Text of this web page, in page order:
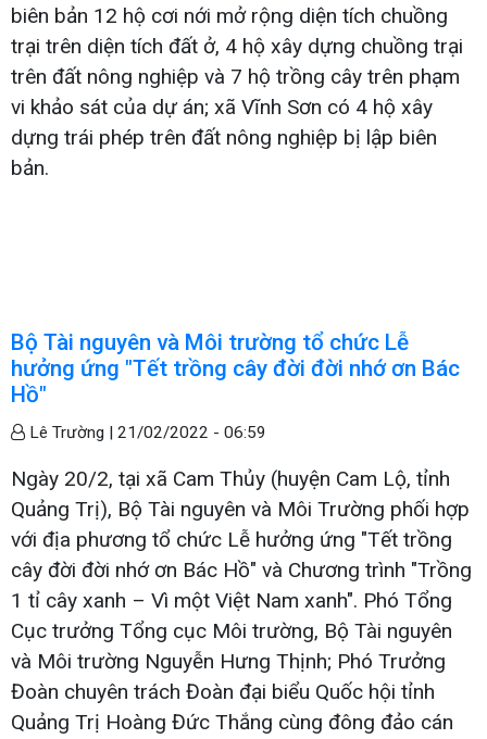
biên bản 12 hộ cơi nới mở rộng diện tích chuồng
trại trên diện tích đất ở, 4 hộ xây dựng chuồng trại
trên đất nông nghiệp và 7 hộ trồng cây trên phạm
vi khảo sát của dự án; xã Vĩnh Sơn có 4 hộ xây
dựng trái phép trên đất nông nghiệp bị lập biên
bản.
Bộ Tài nguyên và Môi trường tổ chức Lễ
hưởng ứng "Tết trồng cây đời đời nhớ ơn Bác
Hồ"
Lê Trường | 21/02/2022 - 06:59
Ngày 20/2, tại xã Cam Thủy (huyện Cam Lộ, tỉnh
Quảng Trị), Bộ Tài nguyên và Môi Trường phối hợp
với địa phương tổ chức Lễ hưởng ứng "Tết trồng
cây đời đời nhớ ơn Bác Hồ" và Chương trình "Trồng
1 tỉ cây xanh – Vì một Việt Nam xanh". Phó Tổng
Cục trưởng Tổng cục Môi trường, Bộ Tài nguyên
và Môi trường Nguyễn Hưng Thịnh; Phó Trưởng
Đoàn chuyên trách Đoàn đại biểu Quốc hội tỉnh
Quảng Trị Hoàng Đức Thắng cùng đông đảo cán